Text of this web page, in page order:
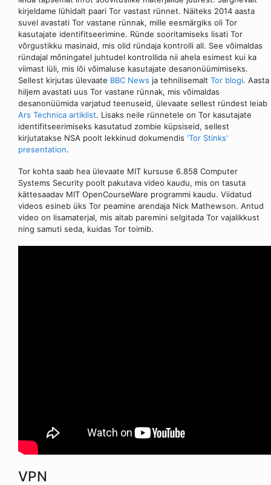
kirjeldame lühidalt paari Tor vastast rünnet. Näiteks 2014 aasta
suvel avastati Tor vastane rünnak, mille eesmärgiks oli Tor
kasutajate identifitseerimine. Ründe sooritamiseks lisati Tor
võrgustikku masinaid, mis olid ründaja kontrolli all. See võimaldas
ründajal mõningatel juhtudel kontrollida nii ahela esimest kui ka
viimast lüli, mis lõi võimaluse kasutajate desanonüümimiseks.
Sellest kirjutas ülevaate BBC News ja tehnilisemalt Tor blogi. Aasta
hiljem avastati uus Tor vastane rünnak, mis võimaldas
desanonüümida varjatud teenuseid, ülevaate sellest ründest leiab
Ars Technica artiklist. Lisaks neile rünnetele on Tor kasutajate
identifitseerimiseks kasutatud zombie küpsiseid, sellest
kirjutatakse NSA poolt lekkinud dokumendis 'Tor Stinks'
presentation.
Tor kohta saab hea ülevaate MIT kursuse 6.858 Computer
Systems Security poolt pakutava video kaudu, mis on tasuta
kättesaadav MIT OpenCourseWare programmi kaudu. Viidatud
videos esineb üks Tor peamine arendaja Nick Mathewson. Antud
video on lisamaterjal, mis aitab paremini selgitada Tor vajalikkust
ning samuti seda, kuidas Tor toimib.
VPN